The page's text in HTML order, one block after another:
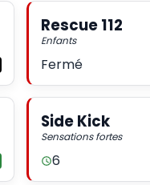
Rescue 112
Enfants
Fermé
Side Kick
Sensations fortes
6